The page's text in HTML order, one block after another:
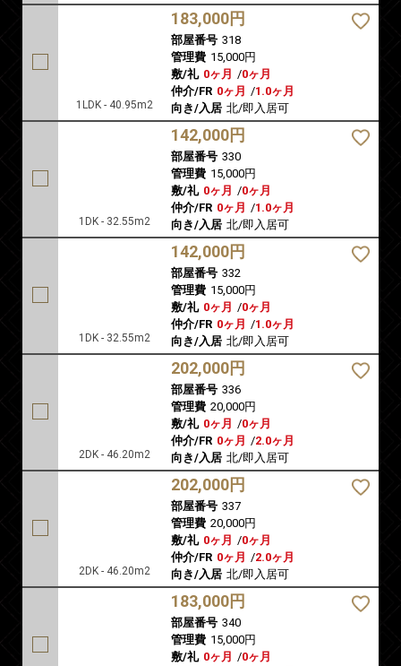
1LDK - 40.95m2
183,000円
部屋番号 318
管理費 15,000円
敷/礼 0ヶ月 /0ヶ月
仲介/FR 0ヶ月 /1.0ヶ月
向き/入居 北/即入居可
1DK - 32.55m2
142,000円
部屋番号 330
管理費 15,000円
敷/礼 0ヶ月 /0ヶ月
仲介/FR 0ヶ月 /1.0ヶ月
向き/入居 北/即入居可
1DK - 32.55m2
142,000円
部屋番号 332
管理費 15,000円
敷/礼 0ヶ月 /0ヶ月
仲介/FR 0ヶ月 /1.0ヶ月
向き/入居 北/即入居可
2DK - 46.20m2
202,000円
部屋番号 336
管理費 20,000円
敷/礼 0ヶ月 /0ヶ月
仲介/FR 0ヶ月 /2.0ヶ月
向き/入居 北/即入居可
2DK - 46.20m2
202,000円
部屋番号 337
管理費 20,000円
敷/礼 0ヶ月 /0ヶ月
仲介/FR 0ヶ月 /2.0ヶ月
向き/入居 北/即入居可
183,000円
部屋番号 340
管理費 15,000円
敷/礼 0ヶ月 /0ヶ月